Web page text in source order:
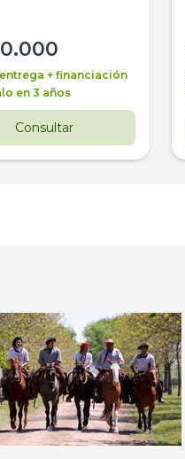
+ financiación
en 3 años
Consultar